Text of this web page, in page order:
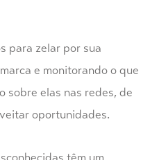
para zelar por sua
e monitorando o que
sobre elas nas redes, de
oportunidades.